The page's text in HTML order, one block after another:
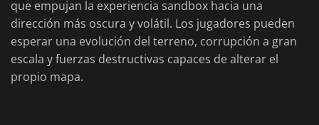
que empujan la experiencia sandbox hacia una
dirección más oscura y volátil. Los jugadores pueden
esperar una evolución del terreno, corrupción a gran
escala y fuerzas destructivas capaces de alterar el
propio mapa.